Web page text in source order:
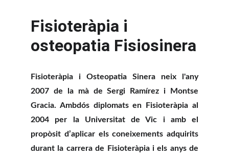
Fisioteràpia i
osteopatia Fisiosinera
Fisioteràpia i Osteopatia Sinera neix l'any
2007 de la mà de Sergi Ramírez i Montse
Gracia. Ambdós diplomats en Fisioteràpia al
2004 per la Universitat de Vic i amb el
propòsit d’aplicar els coneixements adquirits
durant la carrera de Fisioteràpia i els anys de